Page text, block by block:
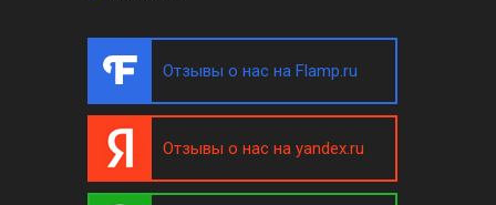
Отзывы о нас на Flamp.ru
Отзывы о нас на yandex.ru